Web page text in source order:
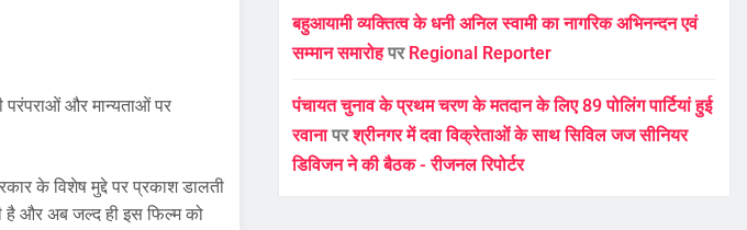
और मान्यताओं पर
के विशेष मुद्दे पर प्रकाश डालती
है और अब जल्द ही इस फिल्म को
बहुआयामी व्यक्तित्व के धनी अनिल स्वामी का नागरिक अभिनन्दन एवं
सम्मान समारोहपर Regional Reporter
पंचायत चुनाव के प्रथम चरण के मतदान के लिए 89 पोलिंग पार्टियां हुई
रवानापरश्रीनगर में दवा विक्रेताओं के साथ सिविल जज सीनियर
डिविजन ने की बैठक - रीजनल रिपोर्टर